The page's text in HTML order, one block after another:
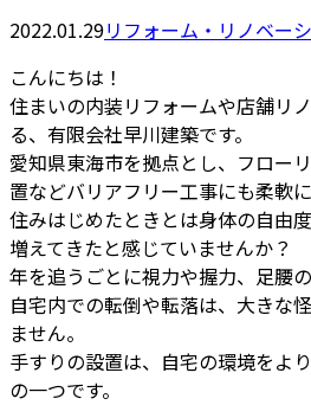
2022.01.29リフォーム・リノベー
こんにちは！
住まいの内装リフォームや店舗リ
る、有限会社早川建築です。
愛知県東海市を拠点とし、フロー
置などバリアフリー工事にも柔軟
住みはじめたときとは身体の自由
増えてきたと感じていませんか？
年を追うごとに視力や握力、足腰
自宅内での転倒や転落は、大きな
ません。
手すりの設置は、自宅の環境をよ
の一つです。